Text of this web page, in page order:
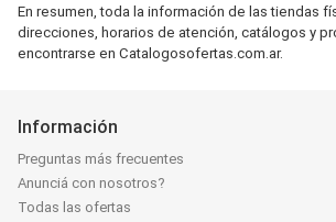
En resumen, toda la información de las tiendas
direcciones, horarios de atención, catálogos y
encontrarse en Catalogosofertas.com.ar.
Información
Preguntas más frecuentes
Anunciá con nosotros?
Todas las ofertas